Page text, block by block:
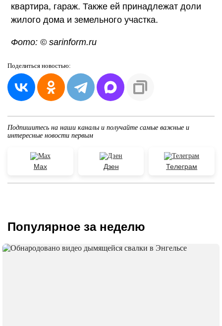
квартира, гараж. Также ей принадлежат доли
жилого дома и земельного участка.
Фото: © sarinform.ru
Поделиться новостью:
Подпишитесь на наши каналы и получайте самые важные и
интересные новости первым
Max Дзен Телеграм
Популярное за неделю